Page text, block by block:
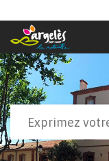
Formulaire